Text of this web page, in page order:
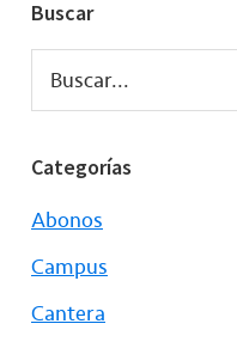
Buscar
Buscar...
Categorías
Abonos
Campus
Cantera